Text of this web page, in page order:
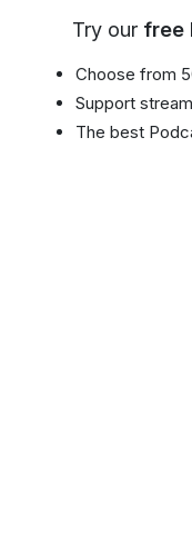
Try our free
Choose from
Support
The best